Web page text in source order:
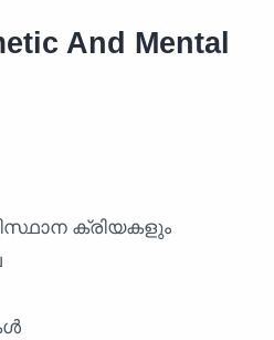
And Mental
ക്രിയകളും